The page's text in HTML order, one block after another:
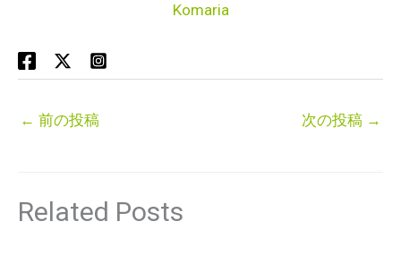
Komaria
← 前の投稿 次の投稿 →
Related Posts